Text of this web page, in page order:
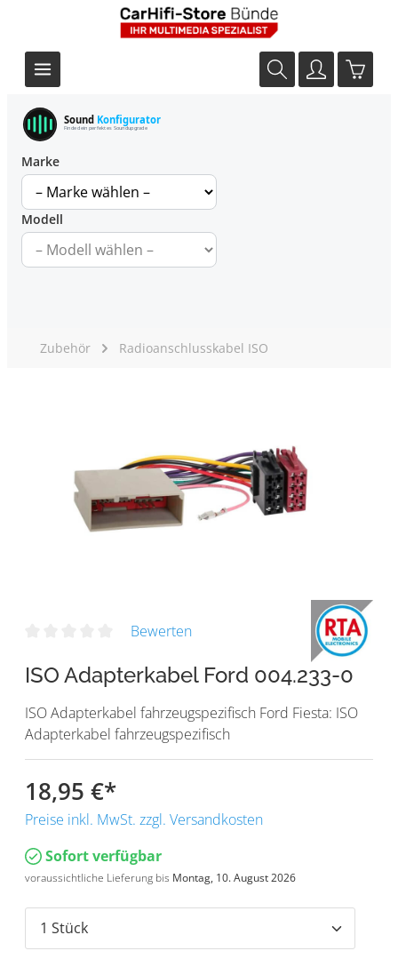
Sound Konfigurator
Finde dein perfektes Soundupgrade
Marke
Modell
Zubehör Radioanschlusskabel ISO
Bewerten
ISO Adapterkabel Ford 004.233-0
ISO Adapterkabel fahrzeugspezifisch Ford Fiesta: ISO
Adapterkabel fahrzeugspezifisch
18,95 €*
Preise inkl. MwSt. zzgl. Versandkosten
Sofort verfügbar
voraussichtliche Lieferung bis Montag, 10. August 2026